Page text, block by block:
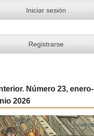
Iniciar sesión
Registrarse
Número 23, enero-
2026